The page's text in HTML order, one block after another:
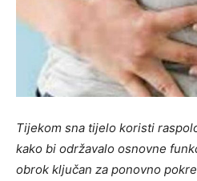
Tijekom sna tijelo koristi
kako bi održavalo osnovne
obrok ključan za ponovno